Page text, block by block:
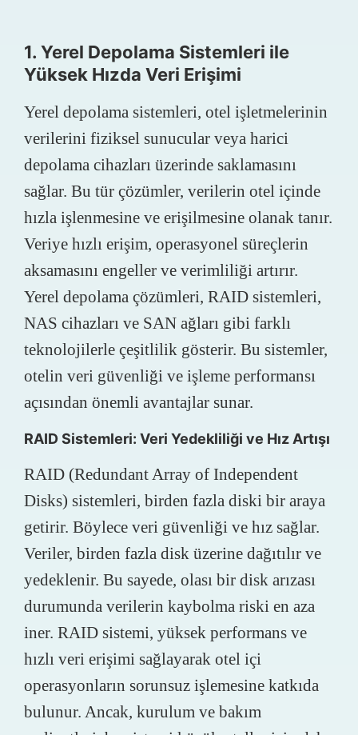
1. Yerel Depolama Sistemleri ile
Yüksek Hızda Veri Erişimi
Yerel depolama sistemleri, otel işletmelerinin
verilerini fiziksel sunucular veya harici
depolama cihazları üzerinde saklamasını
sağlar. Bu tür çözümler, verilerin otel içinde
hızla işlenmesine ve erişilmesine olanak tanır.
Veriye hızlı erişim, operasyonel süreçlerin
aksamasını engeller ve verimliliği artırır.
Yerel depolama çözümleri, RAID sistemleri,
NAS cihazları ve SAN ağları gibi farklı
teknolojilerle çeşitlilik gösterir. Bu sistemler,
otelin veri güvenliği ve işleme performansı
açısından önemli avantajlar sunar.
RAID Sistemleri: Veri Yedekliliği ve Hız Artışı
RAID (Redundant Array of Independent
Disks) sistemleri, birden fazla diski bir araya
getirir. Böylece veri güvenliği ve hız sağlar.
Veriler, birden fazla disk üzerine dağıtılır ve
yedeklenir. Bu sayede, olası bir disk arızası
durumunda verilerin kaybolma riski en aza
iner. RAID sistemi, yüksek performans ve
hızlı veri erişimi sağlayarak otel içi
operasyonların sorunsuz işlemesine katkıda
bulunur. Ancak, kurulum ve bakım